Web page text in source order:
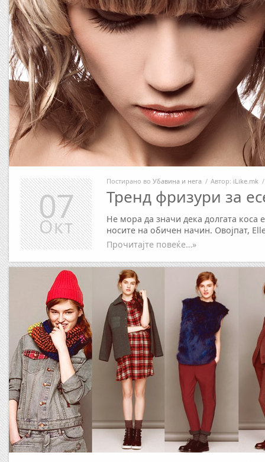
Постирано во Убавина и нега / Автор: iLike.mk /
Тренд фризури за
Не мора да значи дека долгата коса
носите на обичен начин. Овојпат,
Прочитајте повеќе…»
07
Окт